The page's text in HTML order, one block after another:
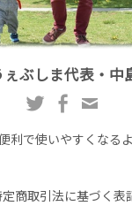
ぇぶしま代表・中
利で使いやすくなる
商取引法に基づく表